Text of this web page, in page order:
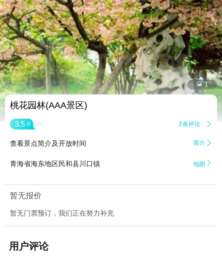
 1
桃花园林(AAA景区)
3.5 分 2条评论 
查看景点简介及开放时间 简介 
青海省海东地区民和县川口镇 地图 
暂无报价
暂无门票预订，我们正在努力补充
用户评论
